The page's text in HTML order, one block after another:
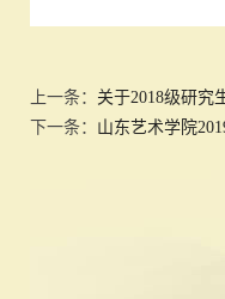
上一条： 关于2018级研究
下一条： 山东艺术学院